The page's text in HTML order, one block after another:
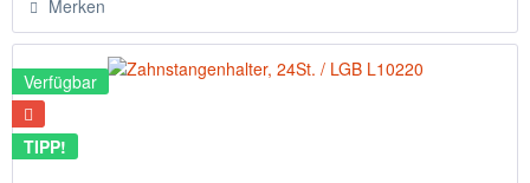
Merken
Verfügbar
TIPP!